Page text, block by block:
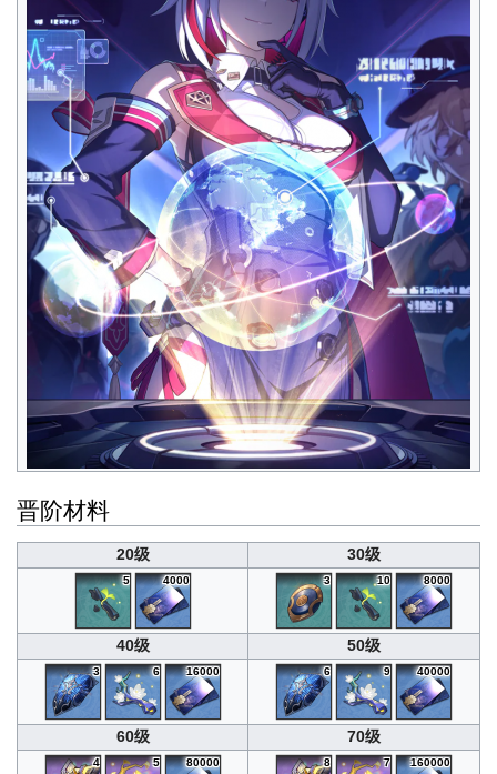
晋阶材料
20级 30级
5 4000 3 10 8000
40级 50级
3 6 16000 6 9 40000
60级 70级
4 5 80000 8 7 160000